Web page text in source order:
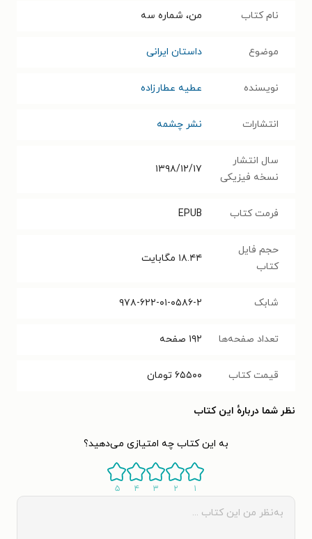
نام کتاب من، شماره سه
موضوع داستان ایرانی
نویسنده عطیه عطارزاده
انتشارات نشر چشمه
سال انتشار
نسخه فیزیکی
۱۳۹۸/۱۲/۱۷
فرمت کتاب EPUB
حجم فایل
کتاب
۱۸.۴۴ مگابایت
شابک ۹۷۸-۶۲۲-۰۱-۰۵۸۶-۲
تعداد صفحه‌ها ۱۹۲ صفحه
قیمت کتاب ۶۵۵۰۰ تومان
نظر شما دربارهٔ این کتاب
به این کتاب چه امتیازی می‌دهید؟
۱ ۲ ۳ ۴ ۵